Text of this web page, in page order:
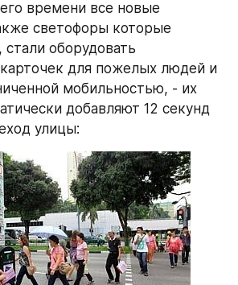
времени все новые
светофоры которые
оборудовать
для пожелых людей и
мобильностью, - их
добавляют 12 секунд
улицы: